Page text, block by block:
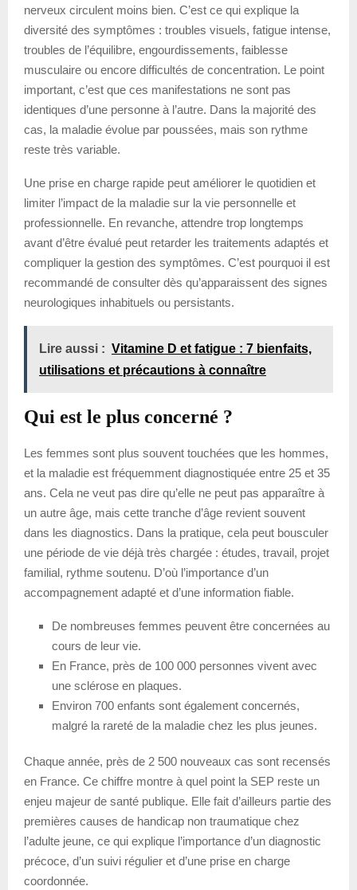
nerveux circulent moins bien. C’est ce qui explique la
diversité des symptômes : troubles visuels, fatigue intense,
troubles de l’équilibre, engourdissements, faiblesse
musculaire ou encore difficultés de concentration. Le point
important, c’est que ces manifestations ne sont pas
identiques d’une personne à l’autre. Dans la majorité des
cas, la maladie évolue par poussées, mais son rythme
reste très variable.
Une prise en charge rapide peut améliorer le quotidien et
limiter l’impact de la maladie sur la vie personnelle et
professionnelle. En revanche, attendre trop longtemps
avant d’être évalué peut retarder les traitements adaptés et
compliquer la gestion des symptômes. C’est pourquoi il est
recommandé de consulter dès qu’apparaissent des signes
neurologiques inhabituels ou persistants.
Lire aussi : Vitamine D et fatigue : 7 bienfaits,
utilisations et précautions à connaître
Qui est le plus concerné ?
Les femmes sont plus souvent touchées que les hommes,
et la maladie est fréquemment diagnostiquée entre 25 et 35
ans. Cela ne veut pas dire qu’elle ne peut pas apparaître à
un autre âge, mais cette tranche d’âge revient souvent
dans les diagnostics. Dans la pratique, cela peut bousculer
une période de vie déjà très chargée : études, travail, projet
familial, rythme soutenu. D’où l’importance d’un
accompagnement adapté et d’une information fiable.
De nombreuses femmes peuvent être concernées au
cours de leur vie.
En France, près de 100 000 personnes vivent avec
une sclérose en plaques.
Environ 700 enfants sont également concernés,
malgré la rareté de la maladie chez les plus jeunes.
Chaque année, près de 2 500 nouveaux cas sont recensés
en France. Ce chiffre montre à quel point la SEP reste un
enjeu majeur de santé publique. Elle fait d’ailleurs partie des
premières causes de handicap non traumatique chez
l’adulte jeune, ce qui explique l’importance d’un diagnostic
précoce, d’un suivi régulier et d’une prise en charge
coordonnée.